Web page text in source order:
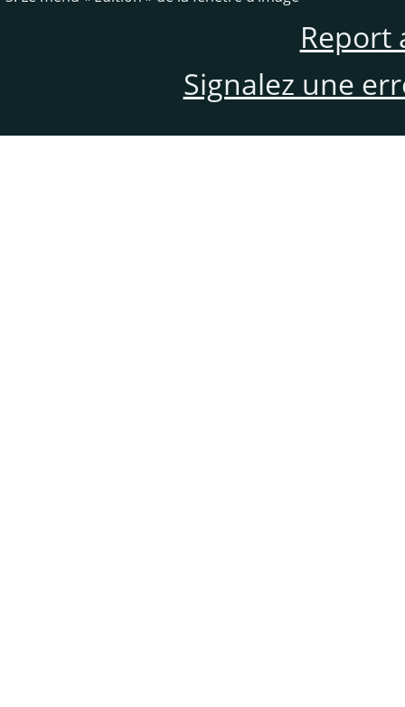
Report
Signalez une